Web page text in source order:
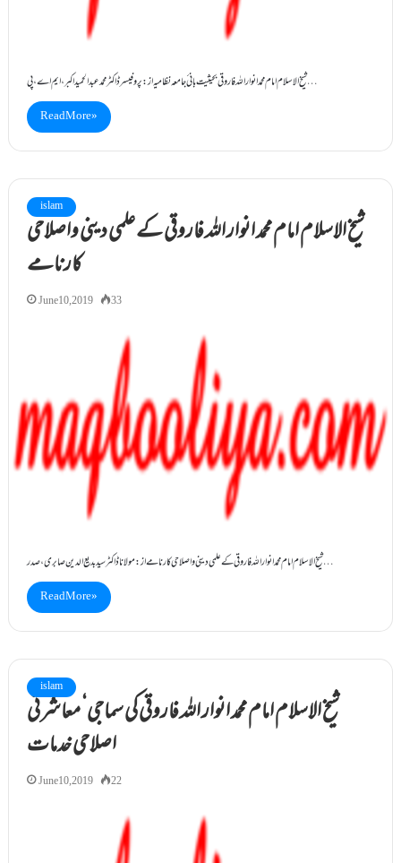
شیخ الاسلام امام محمد انوار اللہ فاروقی بحیثیت بانی ٔجامعہ نظامیہ از: پروفیسر ڈاکٹر محمد عبدالحمید اکبر ، ایم اے، پی…
Read More »
islam
شیخ الاسلام امام محمد انوار اللہ فاروقی کے علمی دینی واصلاحی
کارنامے
June 10, 2019 33
شیخ الاسلام امام محمد انوار اللہ فاروقی کے علمی دینی واصلاحی کارنامے از: مولانا ڈاکٹر سید بدیع الدین صابری، صدر…
Read More »
islam
شیخ الاسلام امام محمد انوار اللہ فاروقی کی سماجی‘ معاشرتی
اصلاحی خدمات
June 10, 2019 22